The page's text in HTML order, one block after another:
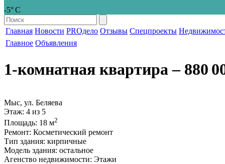
-5° С
Главная Новости PROдело Отзывы Спецпроекты
Главное Объявления
1-комнатная квартира ‒ 880
Мыс, ул. Беляева
Этаж: 4 из 5
Площадь: 18 м2
Ремонт: Косметический ремонт
Тип здания: кирпичные
Модель здания: остальное
Агенство недвижимости: Этажи